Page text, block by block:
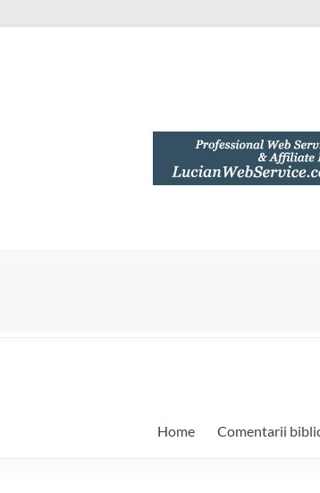
Home Comentarii